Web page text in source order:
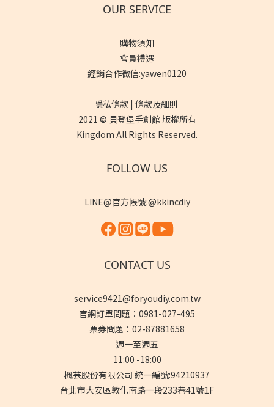
OUR SERVICE
購物須知
會員禮遇
經銷合作微信:yawen0120
隱私條款 | 條款及細則
2021 © 貝登堡手創館 版權所有
Kingdom All Rights Reserved.
FOLLOW US
LINE@官方帳號:@kkincdiy
CONTACT US
service9421@foryoudiy.com.tw
官網訂單問題：0981-027-495
票券問題：02-87881658
週一至週五
11:00 -18:00
楓芸股份有限公司 統一編號:94210937
台北市大安區敦化南路一段233巷41號1F